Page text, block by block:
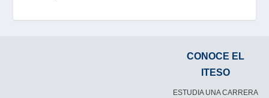
CONOCE EL
ITESO
ESTUDIA UNA CARRERA